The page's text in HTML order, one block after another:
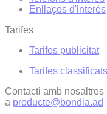
Enllaços d'interés
Tarifes
Tarifes publicitat
Tarifes classificats
Contacti amb
a producte@bondia.ad